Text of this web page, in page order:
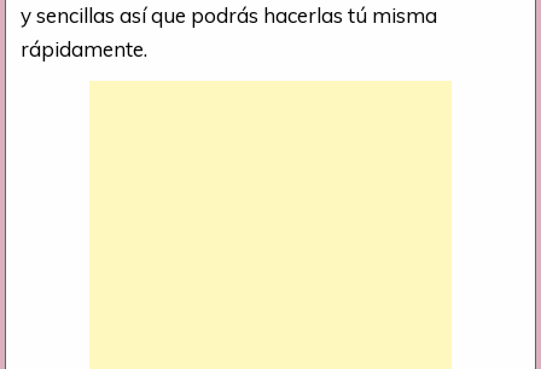
y sencillas así que podrás hacerlas tú misma
rápidamente.